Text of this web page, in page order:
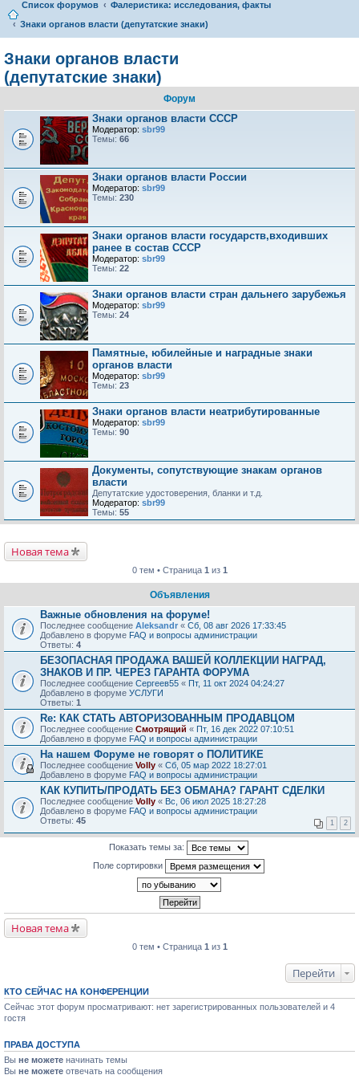
Список форумов
Фалеристика: исследования, факты
Знаки органов власти (депутатские знаки)
Знаки органов власти
(депутатские знаки)
Форум
Знаки органов власти СССР
Модератор: sbr99
Темы: 66
Знаки органов власти России
Модератор: sbr99
Темы: 230
Знаки органов власти государств,входивших
ранее в состав СССР
Модератор: sbr99
Темы: 22
Знаки органов власти стран дальнего зарубежья
Модератор: sbr99
Темы: 24
Памятные, юбилейные и наградные знаки
органов власти
Модератор: sbr99
Темы: 23
Знаки органов власти неатрибутированные
Модератор: sbr99
Темы: 90
Документы, сопутствующие знакам органов
власти
Депутатские удостоверения, бланки и т.д.
Модератор: sbr99
Темы: 55
Новая тема
0 тем • Страница 1 из 1
Объявления
Важные обновления на форуме!
Последнее сообщение Aleksandr « Сб, 08 авг 2026 17:33:45
Добавлено в форуме FAQ и вопросы администрации
Ответы: 4
БЕЗОПАСНАЯ ПРОДАЖА ВАШЕЙ КОЛЛЕКЦИИ НАГРАД,
ЗНАКОВ И ПР. ЧЕРЕЗ ГАРАНТА ФОРУМА
Последнее сообщение Сергеев55 « Пт, 11 окт 2024 04:24:27
Добавлено в форуме УСЛУГИ
Ответы: 1
Re: КАК СТАТЬ АВТОРИЗОВАННЫМ ПРОДАВЦОМ
Последнее сообщение Смотрящий « Пт, 16 дек 2022 07:10:51
Добавлено в форуме FAQ и вопросы администрации
На нашем Форуме не говорят о ПОЛИТИКЕ
Последнее сообщение Volly « Сб, 05 мар 2022 18:27:01
Добавлено в форуме FAQ и вопросы администрации
КАК КУПИТЬ/ПРОДАТЬ БЕЗ ОБМАНА? ГАРАНТ СДЕЛКИ
Последнее сообщение Volly « Вс, 06 июл 2025 18:27:28
Добавлено в форуме FAQ и вопросы администрации
Ответы: 45 1 2
Показать темы за:
Поле сортировки
Новая тема
0 тем • Страница 1 из 1
Перейти
КТО СЕЙЧАС НА КОНФЕРЕНЦИИ
Сейчас этот форум просматривают: нет зарегистрированных пользователей и 4
гостя
ПРАВА ДОСТУПА
Вы не можете начинать темы
Вы не можете отвечать на сообщения